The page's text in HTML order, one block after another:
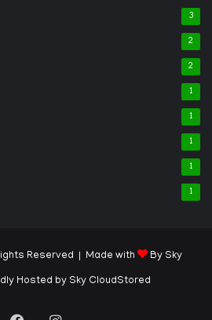
3
2
2
1
1
1
1
1
Reserved | Made with By Sky
Hosted by Sky CloudStored